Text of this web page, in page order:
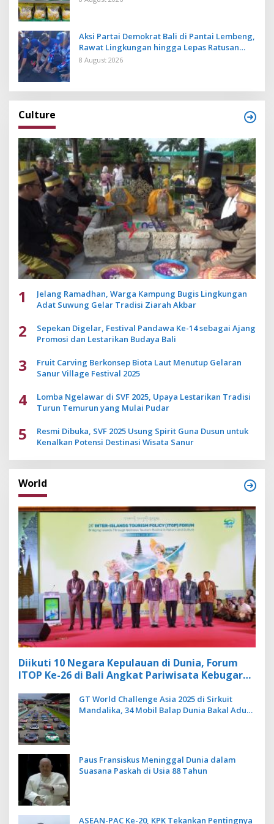
Aksi Partai Demokrat Bali di Pantai Lembeng,
Rawat Lingkungan hingga Lepas Ratusan
Tukik Bedawang Nala
8 August 2026
Culture
1
Jelang Ramadhan, Warga Kampung Bugis Lingkungan
Adat Suwung Gelar Tradisi Ziarah Akbar
2
Sepekan Digelar, Festival Pandawa Ke-14 sebagai Ajang
Promosi dan Lestarikan Budaya Bali
3
Fruit Carving Berkonsep Biota Laut Menutup Gelaran
Sanur Village Festival 2025
4
Lomba Ngelawar di SVF 2025, Upaya Lestarikan Tradisi
Turun Temurun yang Mulai Pudar
5
Resmi Dibuka, SVF 2025 Usung Spirit Guna Dusun untuk
Kenalkan Potensi Destinasi Wisata Sanur
World
Diikuti 10 Negara Kepulauan di Dunia, Forum
ITOP Ke-26 di Bali Angkat Pariwisata Kebugaran
GT World Challenge Asia 2025 di Sirkuit
Mandalika, 34 Mobil Balap Dunia Bakal Adu
Paus Fransiskus Meninggal Dunia dalam
Suasana Paskah di Usia 88 Tahun
ASEAN-PAC Ke-20, KPK Tekankan Pentingnya